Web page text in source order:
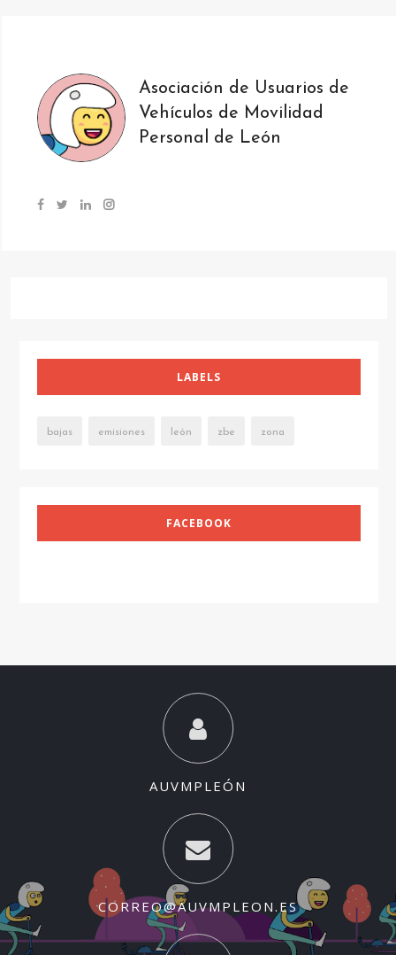
Asociación de Usuarios de
Vehículos de Movilidad
Personal de León
LABELS
bajas emisiones león zbe zona
FACEBOOK
AUVMPLEÓN
CORREO@AUVMPLEON.ES